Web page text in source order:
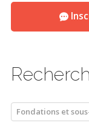
Fondations et